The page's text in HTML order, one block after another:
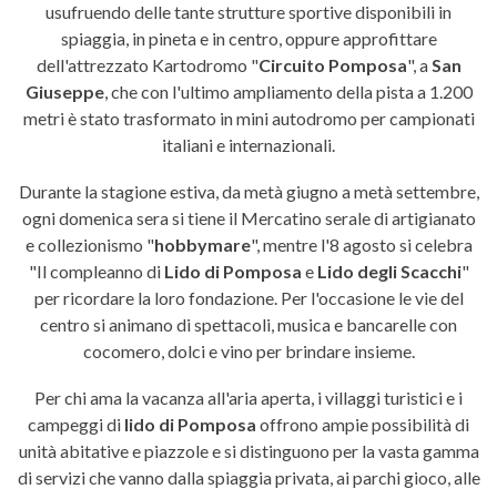
usufruendo delle tante strutture sportive disponibili in
spiaggia, in pineta e in centro, oppure approfittare
dell'attrezzato Kartodromo "Circuito Pomposa", aSan
Giuseppe, che con l'ultimo ampliamento della pista a 1.200
metri è stato trasformato in mini autodromo per campionati
italiani e internazionali.
Durante la stagione estiva, da metà giugno a metà settembre,
ogni domenica sera si tiene il Mercatino serale di artigianato
e collezionismo "hobbymare", mentre l'8 agosto si celebra
"Il compleanno diLido di Pomposa e Lido degli Scacchi"
per ricordare la loro fondazione. Per l'occasione le vie del
centro si animano di spettacoli, musica e bancarelle con
cocomero, dolci e vino per brindare insieme.
Per chi ama la vacanza all'aria aperta, i villaggi turistici e i
campeggi di lido di Pomposa offrono ampie possibilità di
unità abitative e piazzole e si distinguono per la vasta gamma
di servizi che vanno dalla spiaggia privata, ai parchi gioco, alle